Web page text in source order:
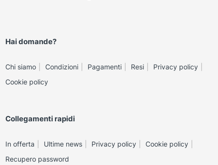
Hai domande?
Chi siamo Condizioni Pagamenti Resi
Privacy policy
Cookie policy
Collegamenti rapidi
In offerta Ultime news Privacy policy
Cookie policy
Recupero password